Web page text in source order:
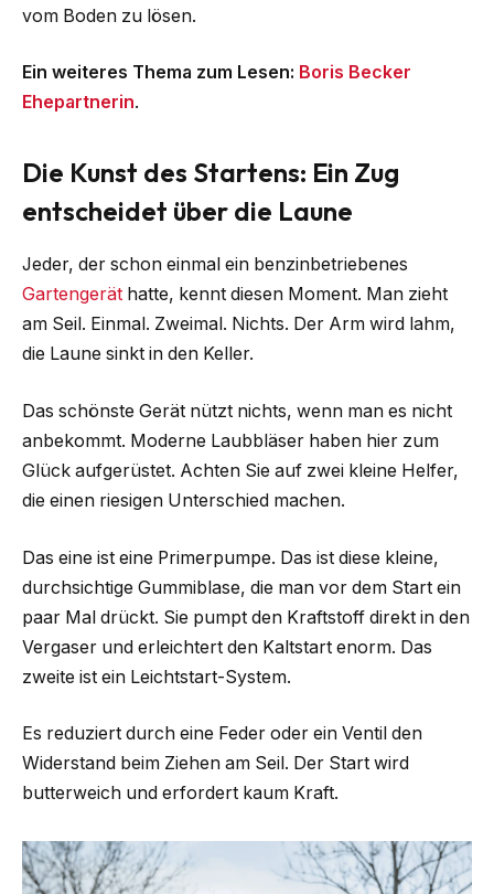
vom Boden zu lösen.
Ein weiteres Thema zum Lesen: Boris Becker
Ehepartnerin.
Die Kunst des Startens: Ein Zug
entscheidet über die Laune
Jeder, der schon einmal ein benzinbetriebenes
Gartengerät hatte, kennt diesen Moment. Man zieht
am Seil. Einmal. Zweimal. Nichts. Der Arm wird lahm,
die Laune sinkt in den Keller.
Das schönste Gerät nützt nichts, wenn man es nicht
anbekommt. Moderne Laubbläser haben hier zum
Glück aufgerüstet. Achten Sie auf zwei kleine Helfer,
die einen riesigen Unterschied machen.
Das eine ist eine Primerpumpe. Das ist diese kleine,
durchsichtige Gummiblase, die man vor dem Start ein
paar Mal drückt. Sie pumpt den Kraftstoff direkt in den
Vergaser und erleichtert den Kaltstart enorm. Das
zweite ist ein Leichtstart-System.
Es reduziert durch eine Feder oder ein Ventil den
Widerstand beim Ziehen am Seil. Der Start wird
butterweich und erfordert kaum Kraft.